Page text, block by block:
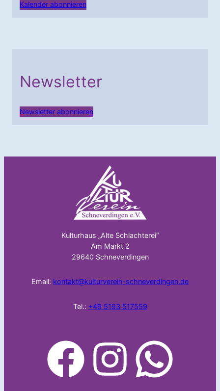
Kalender abonnieren
Newsletter
Newsletter abonnieren
Kulturhaus „Alte Schlachterei“
Am Markt 2
29640 Schneverdingen
Email: kontakt@kulturverein-schneverdingen.de
Tel.: +49 5193 517559
facebook Instagram WhatsApp